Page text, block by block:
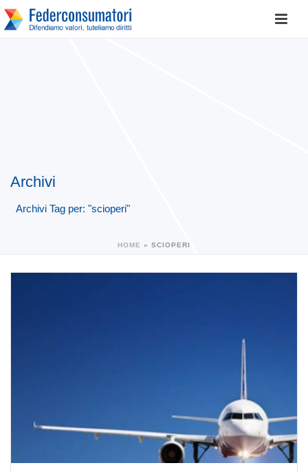
Archivi
Archivi Tag per: "scioperi"
HOME » SCIOPERI